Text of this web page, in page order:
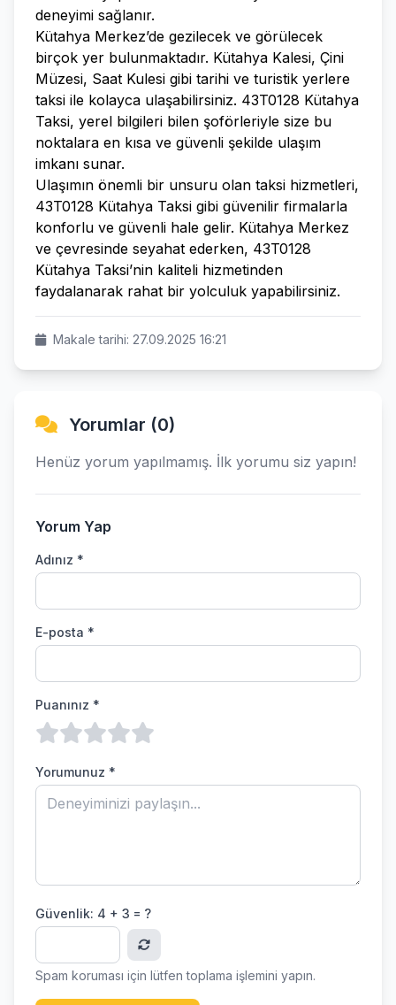
deneyimi sağlanır.
Kütahya Merkez’de gezilecek ve görülecek
birçok yer bulunmaktadır. Kütahya Kalesi, Çini
Müzesi, Saat Kulesi gibi tarihi ve turistik yerlere
taksi ile kolayca ulaşabilirsiniz. 43T0128 Kütahya
Taksi, yerel bilgileri bilen şoförleriyle size bu
noktalara en kısa ve güvenli şekilde ulaşım
imkanı sunar.
Ulaşımın önemli bir unsuru olan taksi hizmetleri,
43T0128 Kütahya Taksi gibi güvenilir firmalarla
konforlu ve güvenli hale gelir. Kütahya Merkez
ve çevresinde seyahat ederken, 43T0128
Kütahya Taksi’nin kaliteli hizmetinden
faydalanarak rahat bir yolculuk yapabilirsiniz.
Makale tarihi: 27.09.2025 16:21
Yorumlar (0)
Henüz yorum yapılmamış. İlk yorumu siz yapın!
Yorum Yap
Adınız *
E-posta *
Puanınız *
Yorumunuz *
Güvenlik: 4 + 3 = ?
Spam koruması için lütfen toplama işlemini yapın.